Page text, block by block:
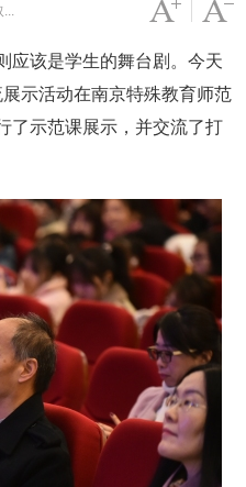
... 字号变小
该是学生的舞台剧。今天
展示活动在南京特殊教育师范
了示范课展示，并交流了打